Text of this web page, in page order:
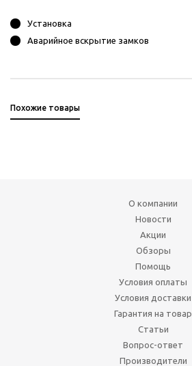
Установка
Аварийное вскрытие замков
Похожие товары
О компании
Новости
Акции
Обзоры
Помощь
Условия оплаты
Условия доставки
Гарантия на товар
Статьи
Вопрос-ответ
Производители